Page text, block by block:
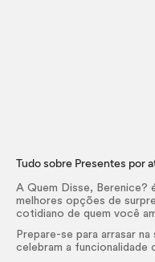
Tudo sobre Presentes por
A Quem Disse, Berenice?
melhores opções de
cotidiano de quem você
Prepare-se para arrasar
celebram a funcionalidade